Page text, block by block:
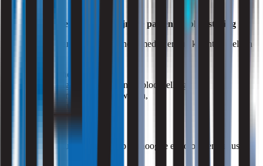
Als er gezondheidsklachten zijn die passen bij blootstelling
Metingen zijn aangewezen wanneer medewerkers klachten melden
benauwdheid,
griepachtige verschijnselen na blootstelling,
irritatie van ogen of luchtwegen,
acute koortsaanvallen.
Deze klachten kunnen wijzen op verhoogde endotoxineniveaus.